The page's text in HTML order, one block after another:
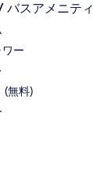
バスアメニティ
ー
(無料)